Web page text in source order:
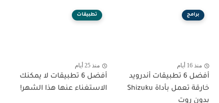
برامج
منذ 16 أيام
أفضل 6 تطبيقات أندرويد
خارقة تعمل بأداة Shizuku
بدون روت
تطبيقات
منذ 25 أيام
أفضل 6 تطبيقات لا يمكنك
الاستغناء عنها هذا الشهر!